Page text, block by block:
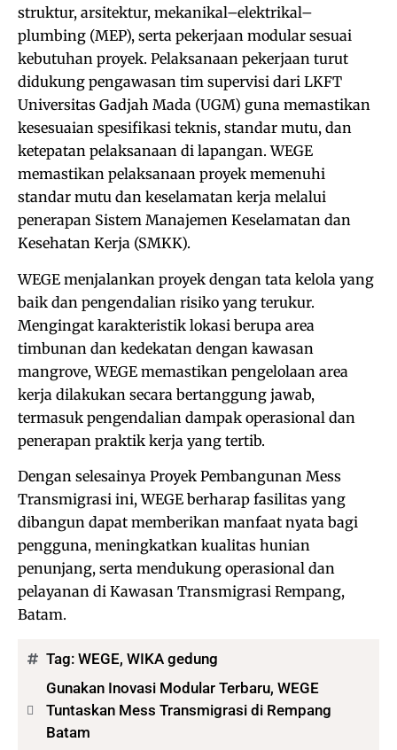
struktur, arsitektur, mekanikal–elektrikal–
plumbing (MEP), serta pekerjaan modular sesuai
kebutuhan proyek. Pelaksanaan pekerjaan turut
didukung pengawasan tim supervisi dari LKFT
Universitas Gadjah Mada (UGM) guna memastikan
kesesuaian spesifikasi teknis, standar mutu, dan
ketepatan pelaksanaan di lapangan. WEGE
memastikan pelaksanaan proyek memenuhi
standar mutu dan keselamatan kerja melalui
penerapan Sistem Manajemen Keselamatan dan
Kesehatan Kerja (SMKK).
WEGE menjalankan proyek dengan tata kelola yang
baik dan pengendalian risiko yang terukur.
Mengingat karakteristik lokasi berupa area
timbunan dan kedekatan dengan kawasan
mangrove, WEGE memastikan pengelolaan area
kerja dilakukan secara bertanggung jawab,
termasuk pengendalian dampak operasional dan
penerapan praktik kerja yang tertib.
Dengan selesainya Proyek Pembangunan Mess
Transmigrasi ini, WEGE berharap fasilitas yang
dibangun dapat memberikan manfaat nyata bagi
pengguna, meningkatkan kualitas hunian
penunjang, serta mendukung operasional dan
pelayanan di Kawasan Transmigrasi Rempang,
Batam.
Tag: WEGE, WIKA gedung
Gunakan Inovasi Modular Terbaru, WEGE
Tuntaskan Mess Transmigrasi di Rempang
Batam